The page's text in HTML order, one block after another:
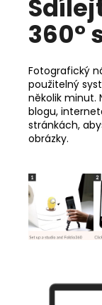
360°
Fotografický
použitelný
několik minut.
blogu,
stránkách,
obrázky.